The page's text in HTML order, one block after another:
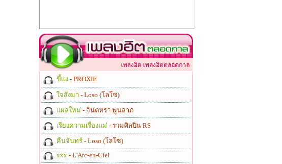
เพลงฮิต เพลงฮิตตลอดกาล
ขี้แง - PROXIE
ใจสั่งมา - Loso (โลโซ)
แผลใหม่ - จินตหรา พูนลาภ
เรียงความเรื่องแม่ - รวมศิลปิน RS
คืนจันทร์ - Loso (โลโซ)
xxx - L'Arc-en-Ciel